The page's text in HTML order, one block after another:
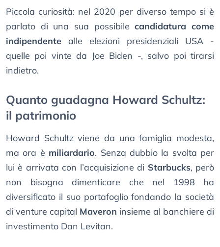
Piccola curiosità: nel 2020 per diverso tempo si è
parlato di una sua possibilecandidatura come
indipendente alle elezioni presidenziali USA -
quelle poi vinte da Joe Biden -, salvo poi tirarsi
indietro.
Quanto guadagna Howard Schultz:
il patrimonio
Howard Schultz viene da una famiglia modesta,
ma ora è miliardario. Senza dubbio la svolta per
lui è arrivata con l’acquisizione di Starbucks, però
non bisogna dimenticare che nel 1998 ha
diversificato il suo portafoglio fondando la società
di venture capital Maveron insieme al banchiere di
investimento Dan Levitan.